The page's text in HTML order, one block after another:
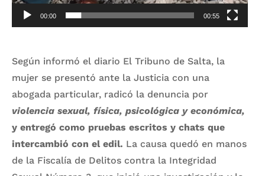
00:00 00:55
Según informó el diario El Tribuno de Salta, la
mujer se presentó ante la Justicia con una
abogada particular, radicó la denuncia por
violencia sexual, física, psicológica y económica,
y entregó como pruebas escritos y chats que
intercambió con el edil. La causa quedó en manos
de la Fiscalía de Delitos contra la Integridad